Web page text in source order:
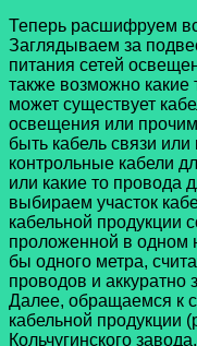
Теперь расшифруем
Заглядываем за
питания сетей
также возможно какие
может существует
освещения или
быть кабель связи
контрольные кабели
или какие то провода
выбираем участок
кабельной продукции
проложенной в одном
бы одного метра,
проводов и аккуратно
Далее, обращаемся к
кабельной продукции
Кольчугинского